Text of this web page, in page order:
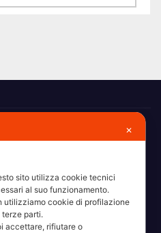
con la serietà di chi non
domanda.
✕
sito utilizza cookie tecnici
al suo funzionamento.
utilizziamo cookie di profilazione
terze parti.
accettare, rifiutare o